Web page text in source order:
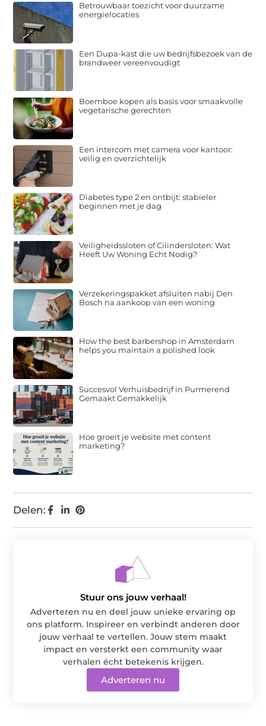
Delen:
Betrouwbaar toezicht voor duurzame
energielocaties
Een Dupa-kast die uw bedrijfsbezoek van de
brandweer vereenvoudigt
Boemboe kopen als basis voor smaakvolle
vegetarische gerechten
Een intercom met camera voor kantoor:
veilig en overzichtelijk
Diabetes type 2 en ontbijt: stabieler
beginnen met je dag
Veiligheidssloten of Cilindersloten: Wat
Heeft Uw Woning Echt Nodig?
Verzekeringspakket afsluiten nabij Den
Bosch na aankoop van een woning
How the best barbershop in Amsterdam
helps you maintain a polished look
Succesvol Verhuisbedrijf in Purmerend
Gemaakt Gemakkelijk
Hoe groeit je website met content
marketing?
Stuur ons jouw verhaal!
Adverteren nu en deel jouw unieke ervaring op
ons platform. Inspireer en verbindt anderen door
jouw verhaal te vertellen. Jouw stem maakt
impact en versterkt een community waar
verhalen écht betekenis krijgen.
Adverteren nu